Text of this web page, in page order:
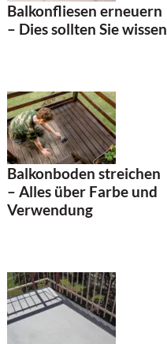
Balkonfliesen erneuern
– Dies sollten Sie wissen
Balkonboden streichen
– Alles über Farbe und
Verwendung